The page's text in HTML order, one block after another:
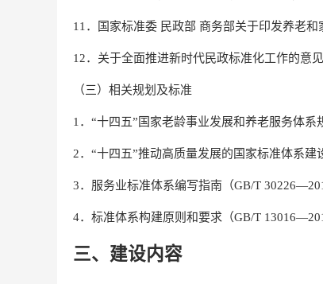
11．国家标准委 民政部 商务部关于印发养老
12．关于全面推进新时代民政标准化工作的意
（三）相关规划及标准
1．“十四五”国家老龄事业发展和养老服务体系
2．“十四五”推动高质量发展的国家标准体系建
3．服务业标准体系编写指南（GB/T
4．标准体系构建原则和要求（GB/T
三、建设内容